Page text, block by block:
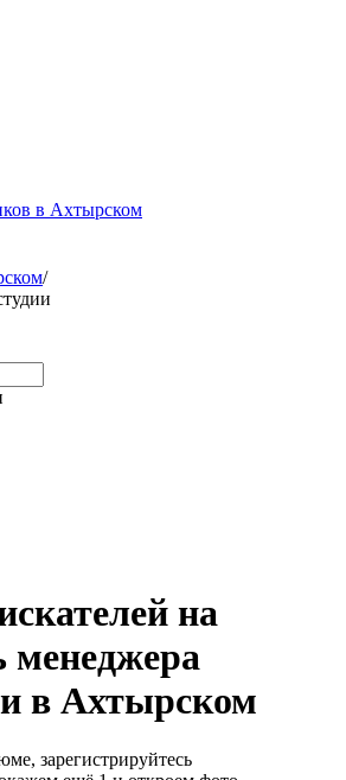
в Ахтырском
/
на
менеджера
в Ахтырском
зарегистрируйтесь